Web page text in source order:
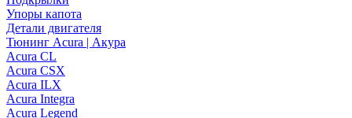
Упоры капота
Детали двигателя
Тюнинг Acura | Акура
Acura CL
Acura CSX
Acura ILX
Acura Integra
Acura Legend